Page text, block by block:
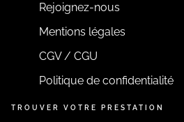
Rejoignez-nous
Mentions légales
CGV / CGU
Politique de confidentialité
TROUVER VOTRE PRESTATION